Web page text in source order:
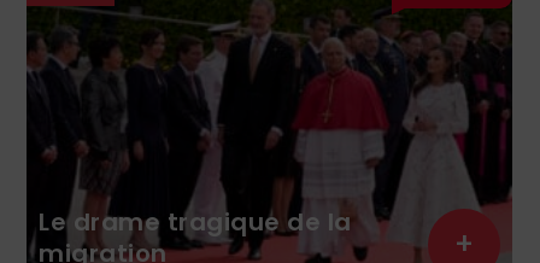
Le drame tragique de la
migration
+